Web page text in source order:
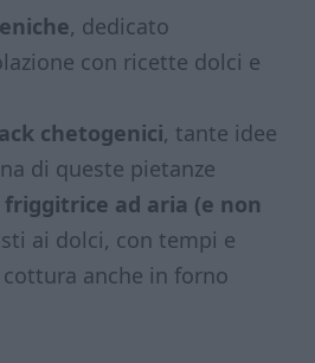
, dedicato
con ricette dolci e
chetogenici, tante idee
di queste pietanze
ad aria (e non
ai dolci, con tempi e
anche in forno